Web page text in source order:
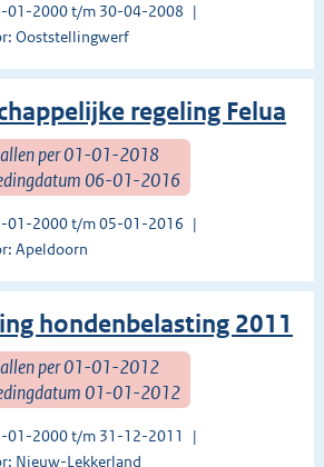
01-2000 t/m 30-04-2008
Ooststellingwerf
regeling Felua
per 01-01-2018
06-01-2016
01-2000 t/m 05-01-2016
Apeldoorn
hondenbelasting 2011
per 01-01-2012
01-01-2012
01-2000 t/m 31-12-2011
Nieuw-Lekkerland